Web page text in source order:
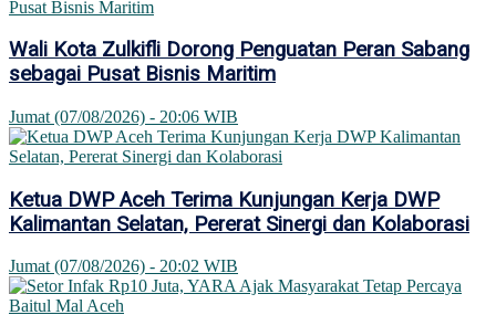
Wali Kota Zulkifli Dorong Penguatan Peran Sabang
sebagai Pusat Bisnis Maritim
Jumat (07/08/2026) - 20:06 WIB
Ketua DWP Aceh Terima Kunjungan Kerja DWP
Kalimantan Selatan, Pererat Sinergi dan Kolaborasi
Jumat (07/08/2026) - 20:02 WIB